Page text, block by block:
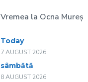
Vremea la Ocna Mureș
Today
7 AUGUST 2026
sâmbătă
8 AUGUST 2026